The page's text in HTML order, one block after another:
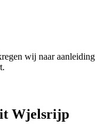
wij naar aanleiding
Wjelsrijp